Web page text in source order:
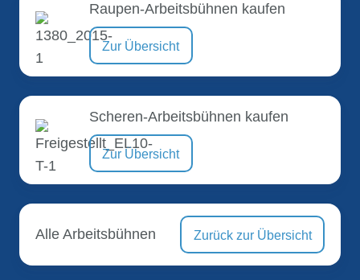
Raupen-Arbeitsbühnen kaufen
Zur Übersicht
Scheren-Arbeitsbühnen kaufen
Zur Übersicht
Alle Arbeitsbühnen Zurück zur Übersicht